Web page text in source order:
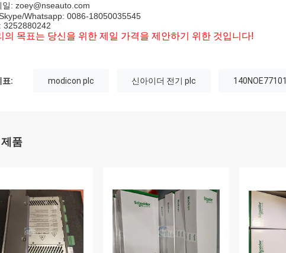
일: zoey@nseauto.com
Whatsapp: 0086-18050035545
3252880242
의 목표는 당신을 위한 제일 가격을 제안하기 위한 것입니다!
표: modicon plc 신아이더 전기 plc 140NOE77101
품